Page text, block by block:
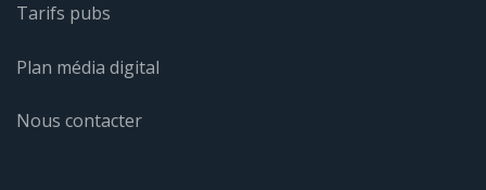
Tarifs pubs
Plan média digital
Nous contacter